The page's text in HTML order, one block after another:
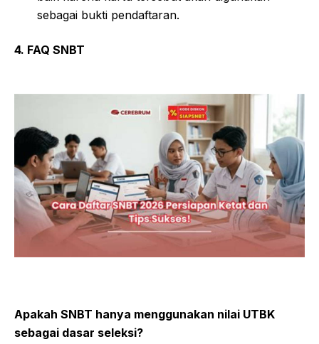
sebagai bukti pendaftaran.
4. FAQ SNBT
Apakah SNBT hanya menggunakan nilai UTBK
sebagai dasar seleksi?